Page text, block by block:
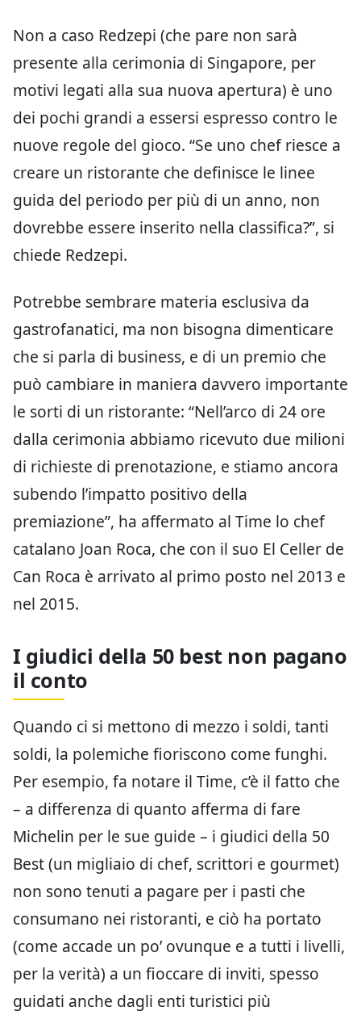
Non a caso Redzepi (che pare non sarà
presente alla cerimonia di Singapore, per
motivi legati alla sua nuova apertura) è uno
dei pochi grandi a essersi espresso contro le
nuove regole del gioco. “Se uno chef riesce a
creare un ristorante che definisce le linee
guida del periodo per più di un anno, non
dovrebbe essere inserito nella classifica?”, si
chiede Redzepi.
Potrebbe sembrare materia esclusiva da
gastrofanatici, ma non bisogna dimenticare
che si parla di business, e di un premio che
può cambiare in maniera davvero importante
le sorti di un ristorante: “Nell’arco di 24 ore
dalla cerimonia abbiamo ricevuto due milioni
di richieste di prenotazione, e stiamo ancora
subendo l’impatto positivo della
premiazione”, ha affermato al Time lo chef
catalano Joan Roca, che con il suo El Celler de
Can Roca è arrivato al primo posto nel 2013 e
nel 2015.
I giudici della 50 best non pagano
il conto
Quando ci si mettono di mezzo i soldi, tanti
soldi, la polemiche fioriscono come funghi.
Per esempio, fa notare il Time, c’è il fatto che
– a differenza di quanto afferma di fare
Michelin per le sue guide – i giudici della 50
Best (un migliaio di chef, scrittori e gourmet)
non sono tenuti a pagare per i pasti che
consumano nei ristoranti, e ciò ha portato
(come accade un po’ ovunque e a tutti i livelli,
per la verità) a un fioccare di inviti, spesso
guidati anche dagli enti turistici più